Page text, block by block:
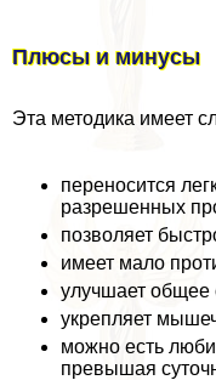
Плюсы и минусы
Эта методика имеет
переносится
разрешенных
позволяет
имеет мало
улучшает общее
укрепляет
можно есть
превышая